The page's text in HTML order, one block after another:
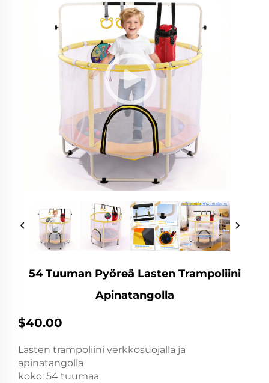
54 Tuuman Pyöreä Lasten Trampoliini
Apinatangolla
$40.00
Lasten trampoliini verkkosuojalla ja
apinatangolla
koko: 54 tuumaa